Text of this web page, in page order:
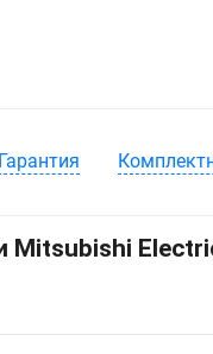
Гарантия
Mitsubishi